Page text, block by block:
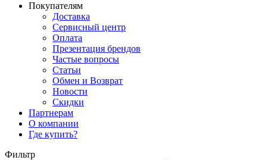
Покупателям
Доставка
Сервисный центр
Оплата
Презентация брендов
Частые вопросы
Статьи
Обмен и Возврат
Новости
Скидки
Партнерам
О компании
Где купить?
Фильтр